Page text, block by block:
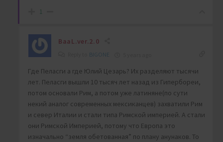
1
BaaL.ver.2.0
BIGONE
Где Пеласги а где Юлий Цезарь? Их разделяют тысячи
лет. Пеласги вышли 10 тысяч лет назад из Гипербореи,
потом основали Рим, а потом уже латиняне(по сути
некий аналог современных мексиканцев) захватили Рим
и север Италии и стали типа Римской империей. А стали
они Римской Империей, потому что Европа это
изначально “земля обетованная” по плану анунаков. То